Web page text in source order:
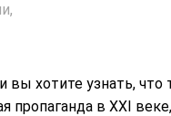
вы хотите узнать, что
пропаганда в XXI